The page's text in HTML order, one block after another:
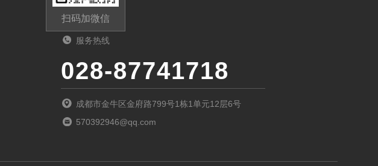
扫码加微信
服务热线
028-87741718
成都市金牛区金府路799号1栋1单元12层6号
570392946@qq.com